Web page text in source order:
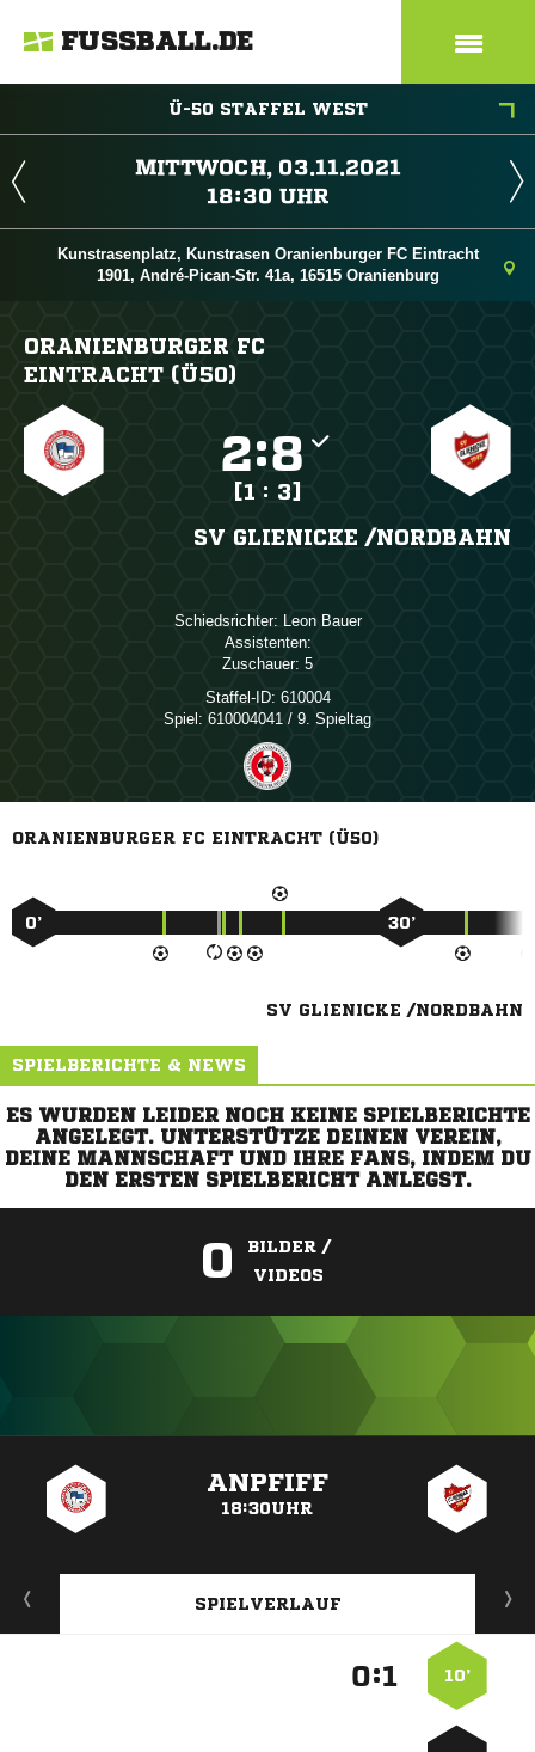
FUSSBALL.DE
Ü-50 STAFFEL WEST
 
 
Kunstrasenplatz, Kunstrasen Oranienburger FC Eintracht
1901, André-Pican-Str. 41a, 16515 Oranienburg
ORANIENBURGER FC
EINTRACHT (Ü50)
:
[1 : 3]
SV GLIENICKE /​NORDBAHN
Schiedsrichter:  
Assistenten:
Zuschauer: 5
Staffel-ID: 610004
Spiel: 610004041 / 9. Spieltag
ORANIENBURGER FC EINTRACHT (Ü50)
0’ 30’
SV GLIENICKE /NORDBAHN
SPIELBERICHTE & NEWS
ES WURDEN LEIDER NOCH KEINE SPIELBERICHTE
ANGELEGT. UNTERSTÜTZE DEINEN VEREIN,
DEINE MANNSCHAFT UND IHRE FANS, INDEM DU
DEN ERSTEN SPIELBERICHT ANLEGST.
0
BILDER /
VIDEOS
ANPFIFF
18:30UHR
SPIELVERLAUF
10’
: